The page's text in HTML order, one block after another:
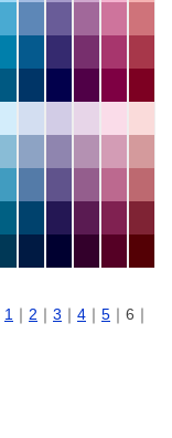
1 ｜ 2 ｜ 3 ｜ 4 ｜ 5 ｜6｜